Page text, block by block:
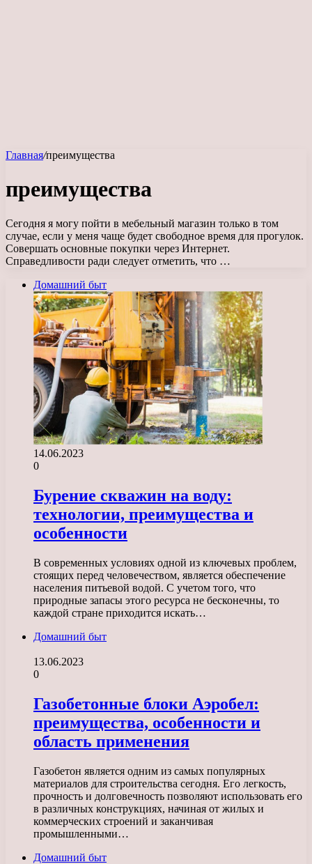
Главная/преимущества
преимущества
Сегодня я могу пойти в мебельный магазин только в том
случае, если у меня чаще будет свободное время для прогулок.
Совершать основные покупки через Интернет.
Справедливости ради следует отметить, что …
Домашний быт
14.06.2023
0
Бурение скважин на воду:
технологии, преимущества и
особенности
В современных условиях одной из ключевых проблем,
стоящих перед человечеством, является обеспечение
населения питьевой водой. С учетом того, что
природные запасы этого ресурса не бесконечны, то
каждой стране приходится искать…
Домашний быт
13.06.2023
0
Газобетонные блоки Аэробел:
преимущества, особенности и
область применения
Газобетон является одним из самых популярных
материалов для строительства сегодня. Его легкость,
прочность и долговечность позволяют использовать его
в различных конструкциях, начиная от жилых и
коммерческих строений и заканчивая
промышленными…
Домашний быт